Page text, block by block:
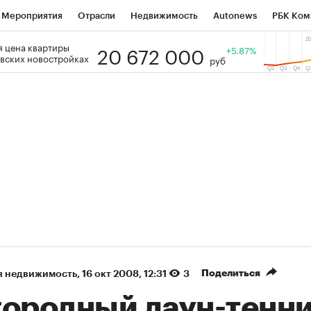
Мероприятия Отрасли Недвижимость Autonews РБК
РБК Образование Тренды
цена квартиры
новостройках
20 672 000 руб
+5.87%
недвижимость⁠, 16 окт 2008, 12:31 3 Поделиться